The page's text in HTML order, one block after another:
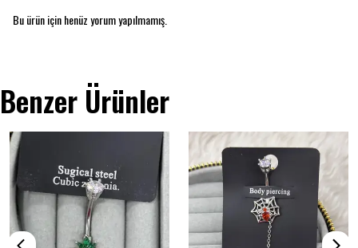
Bu ürün için henüz yorum yapılmamış.
Benzer Ürünler